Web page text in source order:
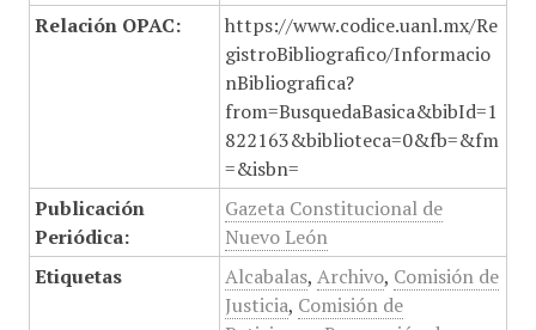
Relación OPAC:
https://www.codice.uanl.mx/Re
gistroBibliografico/Informacio
nBibliografica?
from=BusquedaBasica&bibId=1
822163&biblioteca=0&fb=&fm
=&isbn=
Publicación
Periódica:
Gazeta Constitucional de
Nuevo León
Etiquetas
Alcabalas, Archivo, Comisión de
Justicia, Comisión de